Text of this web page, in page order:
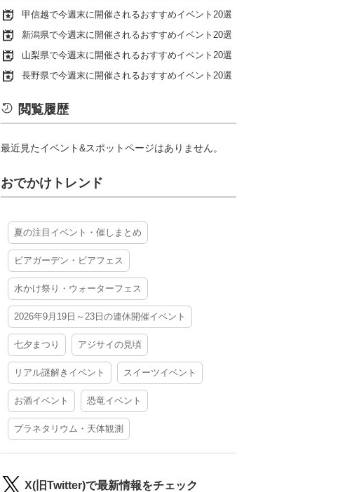
甲信越で今週末に開催されるおすすめイベント20選
新潟県で今週末に開催されるおすすめイベント20選
山梨県で今週末に開催されるおすすめイベント20選
長野県で今週末に開催されるおすすめイベント20選
閲覧履歴
最近見たイベント&スポットページはありません。
おでかけトレンド
夏の注目イベント・催しまとめ
ビアガーデン・ビアフェス
水かけ祭り・ウォーターフェス
2026年9月19日～23日の連休開催イベント
七夕まつり アジサイの見頃
リアル謎解きイベント スイーツイベント
お酒イベント 恐竜イベント
プラネタリウム・天体観測
X(旧Twitter)で最新情報をチェック